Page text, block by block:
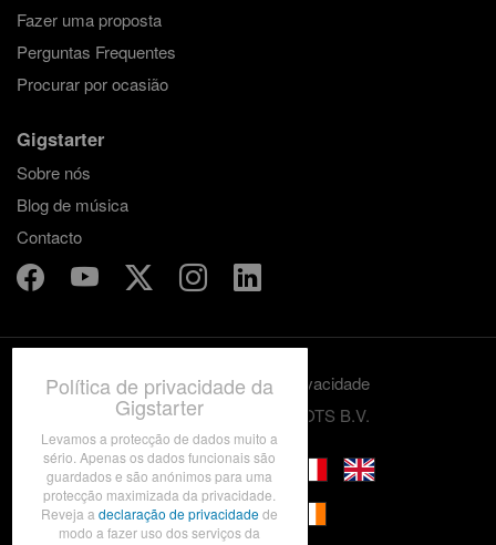
Fazer uma proposta
Perguntas Frequentes
Procurar por ocasião
Gigstarter
Sobre nós
Blog de música
Contacto
Termos e condições
Privacidade
© 2012-2026 GRASSROOTS B.V.
Política de privacidade da
Gigstarter
Levamos a protecção de dados muito a
sério. Apenas os dados funcionais são
guardados e são anónimos para uma
protecção maximizada da privacidade.
Reveja adeclaração de privacidadede
modo a fazer uso dos serviços da